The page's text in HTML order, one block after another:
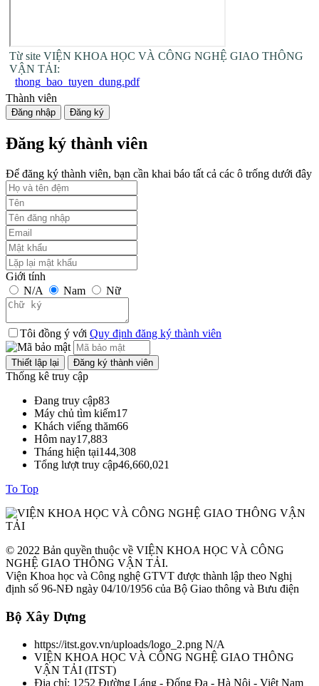
Từ site VIỆN KHOA HỌC VÀ CÔNG NGHỆ GIAO THÔNG
VẬN TẢI:
thong_bao_tuyen_dung.pdf
Thành viên
Đăng nhập Đăng ký
Đăng ký thành viên
Để đăng ký thành viên, bạn cần khai báo tất cả các ô trống dưới đây
Giới tính
N/A
Nam Nữ
Tôi đồng ý với Quy định đăng ký thành viên
Thống kê truy cập
Đang truy cập83
Máy chủ tìm kiếm17
Khách viếng thăm66
Hôm nay17,883
Tháng hiện tại144,308
Tổng lượt truy cập46,660,021
To Top
© 2022 Bản quyền thuộc về VIỆN KHOA HỌC VÀ CÔNG
NGHỆ GIAO THÔNG VẬN TẢI.
Viện Khoa học và Công nghệ GTVT được thành lập theo Nghị
định số 96-NĐ ngày 04/10/1956 của Bộ Giao thông và Bưu điện
Bộ Xây Dựng
https://itst.gov.vn/uploads/logo_2.png N/A
VIỆN KHOA HỌC VÀ CÔNG NGHỆ GIAO THÔNG
VẬN TẢI (ITST)
Địa chỉ: 1252 Đường Láng - Đống Đa - Hà Nội - Việt Nam